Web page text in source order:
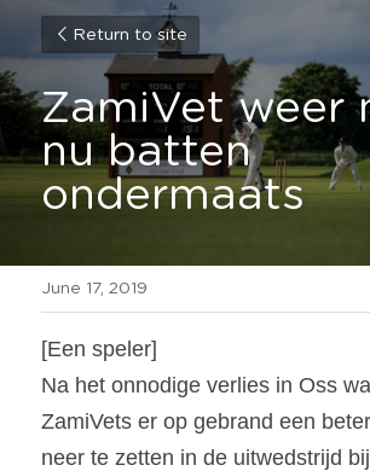
Return to site
ZamiVet weer
nu batten
ondermaats
June 17, 2019
[Een speler]
Na het onnodige verlies in Oss
ZamiVets er op gebrand een
neer te zetten in de uitwedstrijd